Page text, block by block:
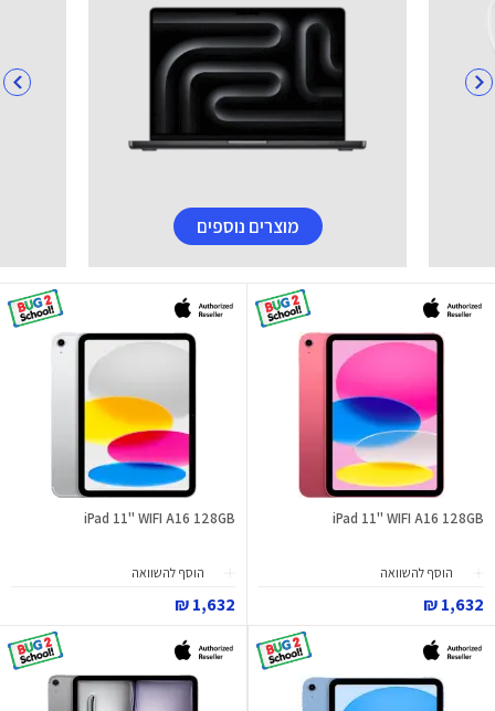
מוצרים נוספים
iPad 11" WIFI A16 128GB
הוסף להשוואה
1,632 ₪
iPad 11" WIFI A16 128GB
הוסף להשוואה
1,632 ₪